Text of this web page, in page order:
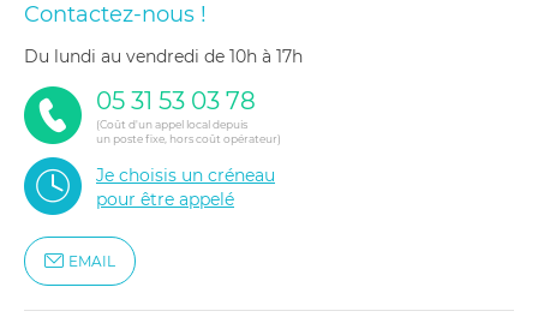
Contactez-nous !
du lundi au vendredi de 10h à 17h
05 31 53 03 78
(Coût d'un appel local depuis
un poste fixe, hors coût opérateur)
Je choisis un créneau
pour être appelé
EMAIL